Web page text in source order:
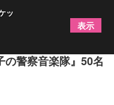
画が公開 ミュージ
の警察音楽隊』50名
ッ
表示